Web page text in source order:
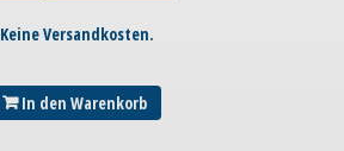
Keine Versandkosten.
In den Warenkorb